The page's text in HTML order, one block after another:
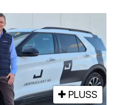
PLUSS